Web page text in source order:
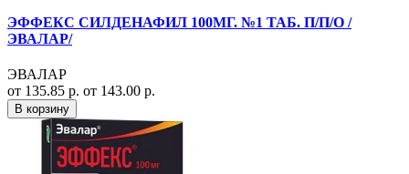
ЭФФЕКС СИЛДЕНАФИЛ 100МГ. №1 ТАБ. П/П/О /
ЭВАЛАР/
ЭВАЛАР
от 135.85 р. от 143.00 р.
В корзину